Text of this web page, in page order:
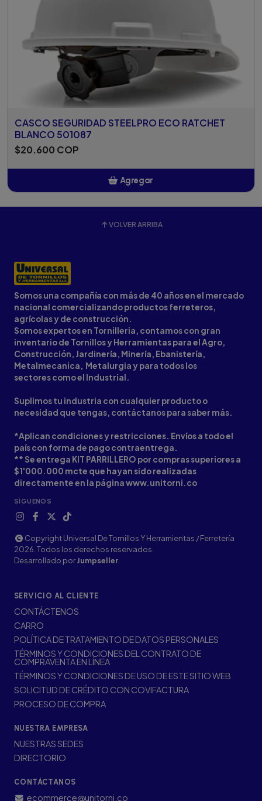
CASCO SEGURIDAD STEELPRO ECO RATCHET
BLANCO 501087
$20.600 COP
Agregar
VOLVER ARRIBA
Somos una compañía con más de 40 años en el mercado
nacional comercializando productos ferreteros,
agrícolas y de construcción.
Somos expertos en Tornilleria, contamos con gran
inventario de Tornillos y Herramientas para el Agro,
Construcción, Jardinería, Minería, Ebanistería,
Metalmecanica, Metalurgia y para todos los
sectores como el Industrial.
Suplimos tu industria con cualquier producto o
necesidad que tengas, contáctanos para saber más.
*Aplican condiciones y restricciones. Envíos a todo el
país con forma de pago contraentrega.
** Se entrega KIT PARRILLERO por compras superiores a
$1'000.000 mcte que hayan sido realizadas
directamente en la página www.unitorni.co
SÍGUENOS
Copyright Universal De Tornillos Y Herramientas / Ferretería
2026. Todos los derechos reservados.
Desarrollado porJumpseller
SERVICIO AL CLIENTE
CONTÁCTENOS
CARRO
POLÍTICA DE TRATAMIENTO DE DATOS PERSONALES
TÉRMINOS Y CONDICIONES DEL CONTRATO DE
COMPRAVENTA EN LÍNEA
TÉRMINOS Y CONDICIONES DE USO DE ESTE SITIO WEB
SOLICITUD DE CRÉDITO CON COVIFACTURA
PROCESO DE COMPRA
NUESTRA EMPRESA
NUESTRAS SEDES
DIRECTORIO
CONTÁCTANOS
ecommerce@unitorni.co